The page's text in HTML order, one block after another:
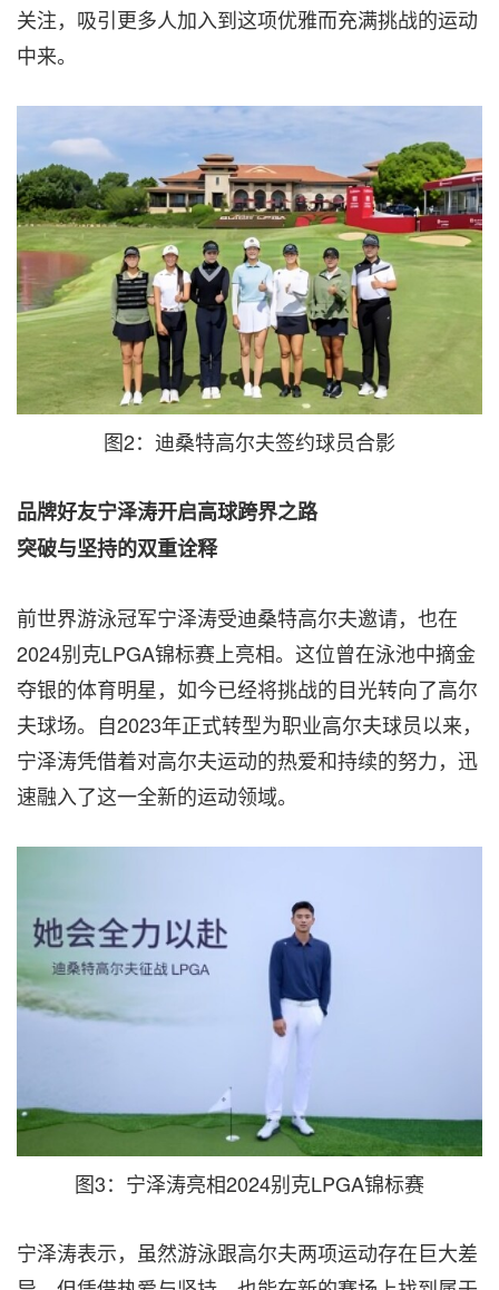
关注，吸引更多人加入到这项优雅而充满挑战的运动
中来。
图2：迪桑特高尔夫签约球员合影
品牌好友宁泽涛开启高球跨界之路
突破与坚持的双重诠释
前世界游泳冠军宁泽涛受迪桑特高尔夫邀请，也在
2024别克LPGA锦标赛上亮相。这位曾在泳池中摘金
夺银的体育明星，如今已经将挑战的目光转向了高尔
夫球场。自2023年正式转型为职业高尔夫球员以来，
宁泽涛凭借着对高尔夫运动的热爱和持续的努力，迅
速融入了这一全新的运动领域。
图3：宁泽涛亮相2024别克LPGA锦标赛
宁泽涛表示，虽然游泳跟高尔夫两项运动存在巨大差